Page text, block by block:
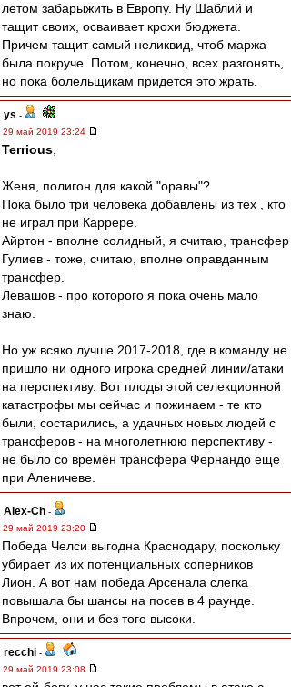
летом забарыжить в Европу. Ну Шаблий и
тащит своих, осваивает крохи бюджета.
Причем тащит самый неликвид, чтоб маржа
была покруче. Потом, конечно, всех разгонять,
но пока болельщикам придется это жрать.
ys -
29 май 2019 23:24
Terrious
Женя, полигон для какой "оравы"?
Пока было три человека добавлены из тех , кто
не играл при Каррере.
Айртон - вполне солидный, я считаю, трансфер
Гулиев - тоже, считаю, вполне оправданным
трансфер.
Левашов - про которого я пока очень мало
знаю.
Но уж всяко лучше 2017-2018, где в команду не
пришло ни одного игрока средней линии/атаки
на перспективу. Вот плоды этой селекционной
катастрофы мы сейчас и пожинаем - те кто
были, состарились, а удачных новых людей с
трансферов - на многолетнюю перспективу -
не было со времён трансфера Фернандо еще
при Аленичеве.
Alex-Ch -
29 май 2019 23:20
Победа Челси выгодна Краснодару, поскольку
убирает из их потенциальных соперников
Лион. А вот нам победа Арсенала слегка
повышала бы шансы на посев в 4 раунде.
Впрочем, они и без того высоки.
recchi -
29 май 2019 23:08